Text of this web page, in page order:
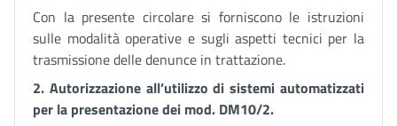
Con la presente circolare si forniscono le istruzioni
sulle modalità operative e sugli aspetti tecnici per la
trasmissione delle denunce in trattazione.
2. Autorizzazione all’utilizzo di sistemi automatizzati
per la presentazione dei mod. DM10/2.